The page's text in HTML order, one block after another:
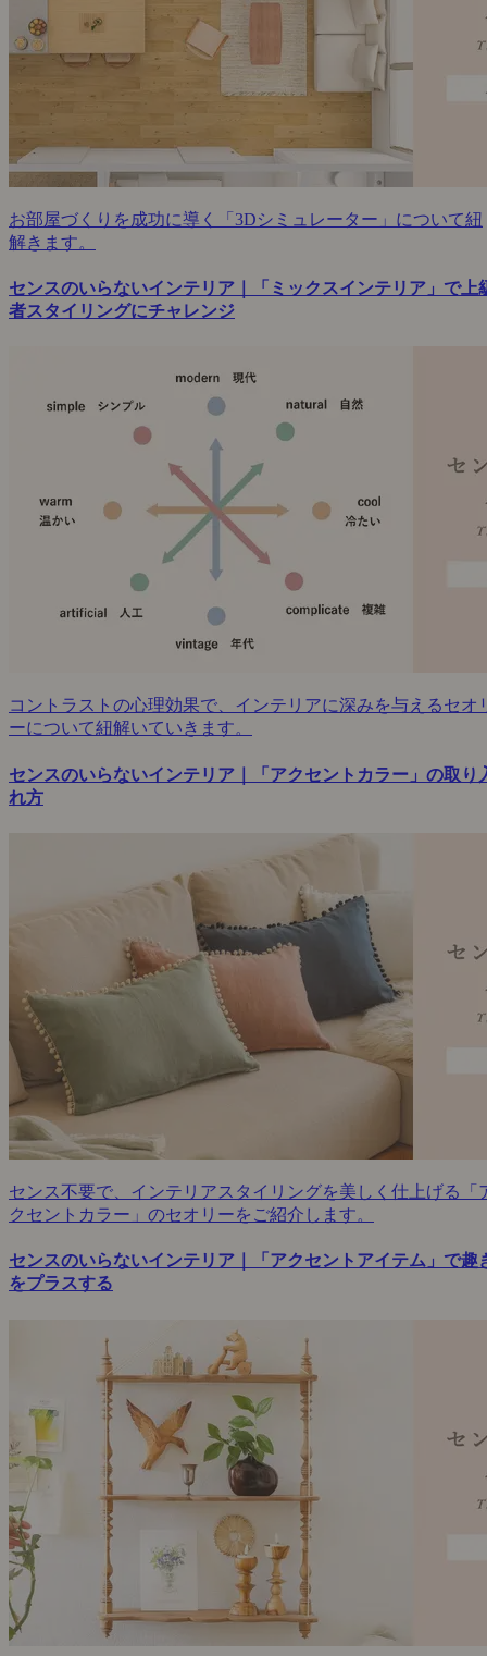
お部屋づくりを成功に導く「3Dシミュレーター」について紐
解きます。
センスのいらないインテリア｜「ミックスインテリア」で上
者スタイリングにチャレンジ
コントラストの心理効果で、インテリアに深みを与えるセオ
ーについて紐解いていきます。
センスのいらないインテリア｜「アクセントカラー」の取り
れ方
センス不要で、インテリアスタイリングを美しく仕上げる「
クセントカラー」のセオリーをご紹介します。
センスのいらないインテリア｜「アクセントアイテム」で趣
をプラスする